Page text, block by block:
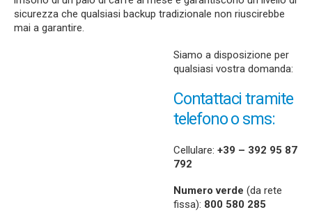
sicurezza che qualsiasi backup tradizionale non riuscirebbe
mai a garantire.
Siamo a disposizione per
qualsiasi vostra domanda:
Contattaci tramite
telefono o sms:
Cellulare: +39 – 392 95 87
792
Numero verde (da rete
fissa): 800 580 285